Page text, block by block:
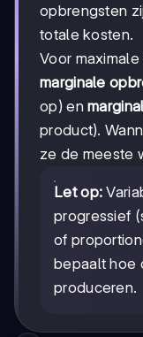
opbrengsten
totale kosten.
Voor
marginale
op) en
product).
ze de meeste
Let op:
progressief
of
bepaalt hoe
produceren.